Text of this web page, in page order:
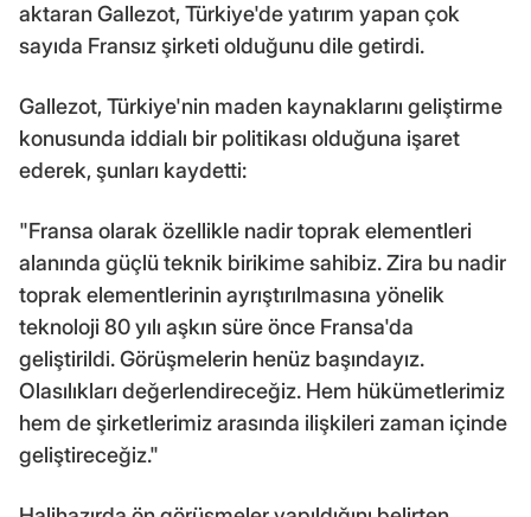
aktaran Gallezot, Türkiye'de yatırım yapan çok
sayıda Fransız şirketi olduğunu dile getirdi.
Gallezot, Türkiye'nin maden kaynaklarını geliştirme
konusunda iddialı bir politikası olduğuna işaret
ederek, şunları kaydetti:
"Fransa olarak özellikle nadir toprak elementleri
alanında güçlü teknik birikime sahibiz. Zira bu nadir
toprak elementlerinin ayrıştırılmasına yönelik
teknoloji 80 yılı aşkın süre önce Fransa'da
geliştirildi. Görüşmelerin henüz başındayız.
Olasılıkları değerlendireceğiz. Hem hükümetlerimiz
hem de şirketlerimiz arasında ilişkileri zaman içinde
geliştireceğiz."